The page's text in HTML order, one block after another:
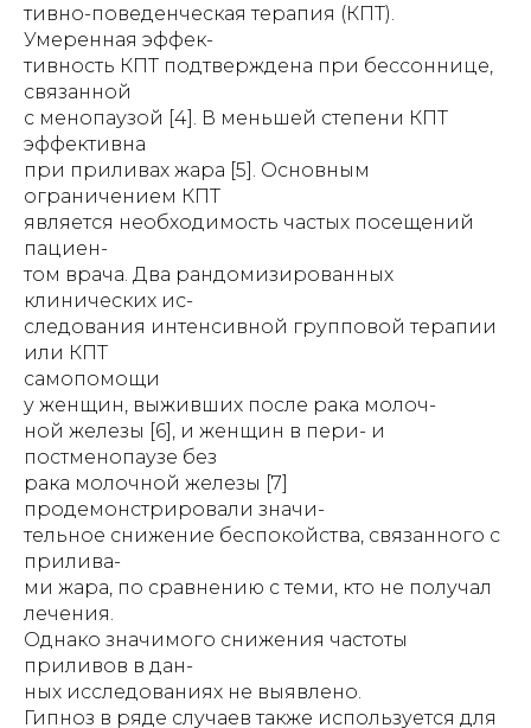
тивно-поведенческая терапия (КПТ).
Умеренная эффек-
тивность КПТ подтверждена при бессоннице,
связанной
с менопаузой [4]. В меньшей степени КПТ
эффективна
при приливах жара [5]. Основным
ограничением КПТ
является необходимость частых посещений
пациен-
том врача. Два рандомизированных
клинических ис-
следования интенсивной групповой терапии
или КПТ
самопомощи
у женщин, выживших после рака молоч-
ной железы [6], и женщин в пери- и
постменопаузе без
рака молочной железы [7]
продемонстрировали значи-
тельное снижение беспокойства, связанного с
прилива-
ми жара, по сравнению с теми, кто не получал
лечения.
Однако значимого снижения частоты
приливов в дан-
ных исследованиях не выявлено.
Гипноз в ряде случаев также используется для